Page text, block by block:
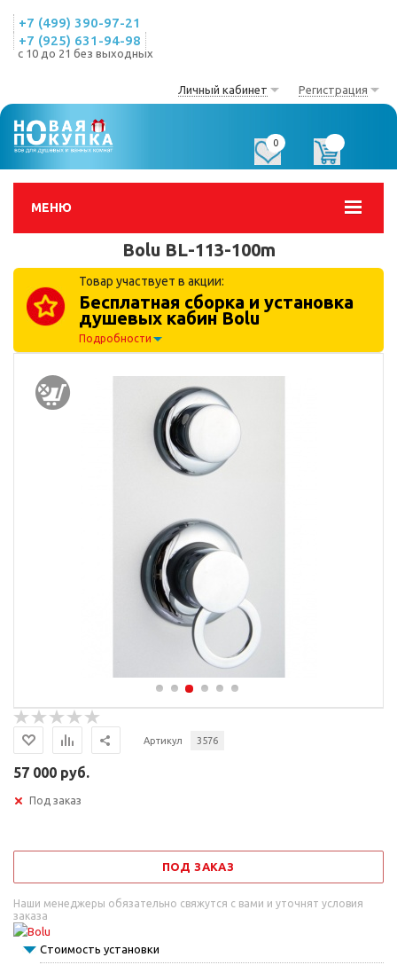
+7 (499) 390-97-21
+7 (925) 631-94-98
с 10 до 21 без выходных
Личный кабинет Регистрация
МЕНЮ
0
Bolu BL-113-100m
Товар участвует в акции:
Бесплатная сборка и установка
душевых кабин Bolu
Подробности
Артикул 3576
57 000 руб.
Под заказ
ПОД ЗАКАЗ
Наши менеджеры обязательно свяжутся с вами и уточнят условия
заказа
Стоимость установки